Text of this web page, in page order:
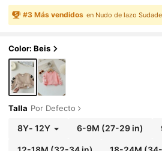
#3 Más vendidos en Nudo de lazo
Color: Beis
Talla Por Defecto
8Y- 12Y 6-9M (27-29 in)